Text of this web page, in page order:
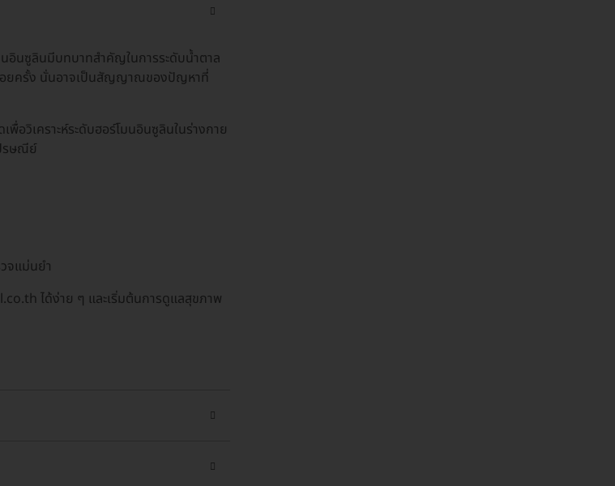
อินซูลินมีบทบาทสำคัญในการระดับน้ำตาล
อยครั้ง นั่นอาจเป็นสัญญาณของปัญหาที่
อวิเคราะห์ระดับฮอร์โมนอินซูลินในร่างกาย
รษณีย์
จแม่นยำ
ได้ง่าย ๆ และเริ่มต้นการดูแลสุขภาพ